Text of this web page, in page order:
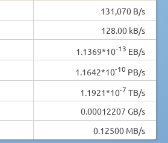
131,070 B/s
128.00 kB/s
1.1369*10-13 EB/s
1.1642*10-10 PB/s
1.1921*10-7 TB/s
0.00012207 GB/s
0.12500 MB/s